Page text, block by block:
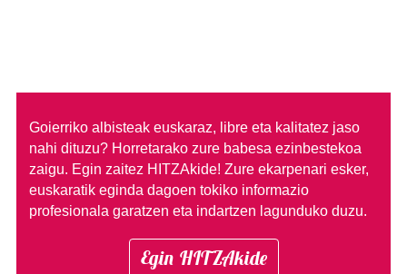
Goierriko albisteak euskaraz, libre eta kalitatez jaso
nahi dituzu? Horretarako zure babesa ezinbestekoa
zaigu. Egin zaitez HITZAkide! Zure ekarpenari esker,
euskaratik eginda dagoen tokiko informazio
profesionala garatzen eta indartzen lagunduko duzu.
Egin HITZAkide